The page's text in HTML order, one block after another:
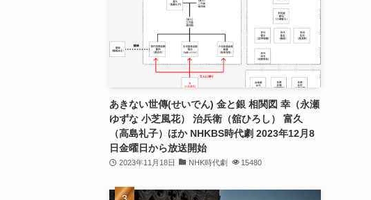
あきない世傳(せいでん) 金と銀 相関図 幸（永瀬
ゆずな 小芝風花） 治兵衛（舘ひろし） 富久
（高島礼子）ほか NHKBS時代劇 2023年12月8
日金曜日から放送開始
2023年11月18日 NHK時代劇 15480